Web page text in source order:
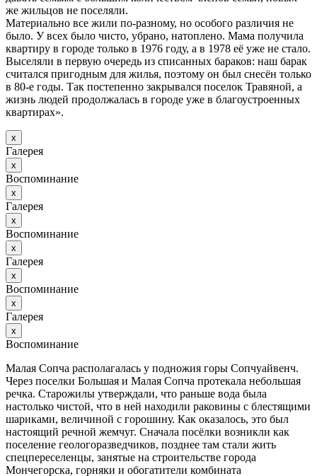
же жильцов не поселяли.
Материально все жили по-разному, но особого различия не
было. У всех было чисто, убрано, натоплено. Мама получила
квартиру в городе только в 1976 году, а в 1978 её уже не стало.
Выселяли в первую очередь из списанных бараков: наш барак
считался пригодным для жилья, поэтому он был снесён только
в 80-е годы. Так постепенно закрывался поселок Травяной, а
жизнь людей продолжалась в городе уже в благоустроенных
квартирах».
х
Галерея
х
Воспоминание
х
Галерея
х
Воспоминание
х
Галерея
х
Воспоминание
х
Галерея
х
Воспоминание
Малая Сопча располагалась у подножия горы Сопчуайвенч.
Через поселки Большая и Малая Сопча протекала небольшая
речка. Старожилы утверждали, что раньше вода была
настолько чистой, что в ней находили раковины с блестящими
шариками, величиной с горошину. Как оказалось, это был
настоящий речной жемчуг. Сначала посёлки возникли как
поселение геологоразведчиков, позднее там стали жить
спецпереселенцы, занятые на строительстве города
Мончегорска, горняки и обогатители комбината